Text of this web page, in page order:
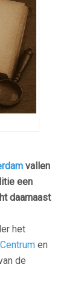
vallen
een
daarnaast
het
en
de